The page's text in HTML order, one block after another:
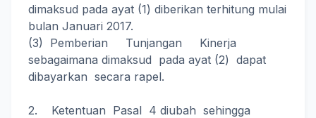
dimaksud pada ayat (1) diberikan terhitung mulai
bulan Januari 2017.
(3) Pemberian Tunjangan Kinerja
sebagaimana dimaksud pada ayat (2) dapat
dibayarkan secara rapel.
2. Ketentuan Pasal 4 diubah sehingga